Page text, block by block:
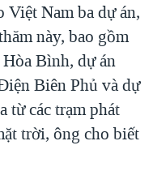
Việt Nam ba dự án,
này, bao gồm
Bình, dự án
Biên Phủ và dự
từ các trạm phát
trời, ông cho biết